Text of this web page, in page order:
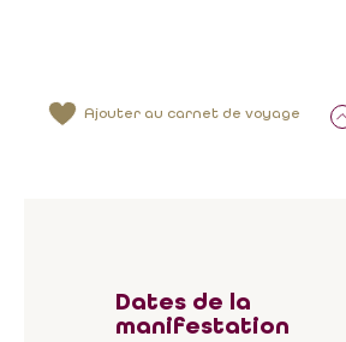
Ajouter au carnet de voyage
Dates de la
manifestation